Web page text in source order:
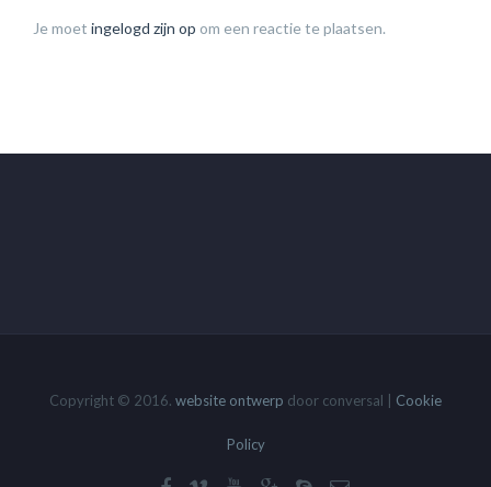
Je moet ingelogd zijn op om een reactie te plaatsen.
Copyright © 2016. website ontwerp door conversal | Cookie
Policy